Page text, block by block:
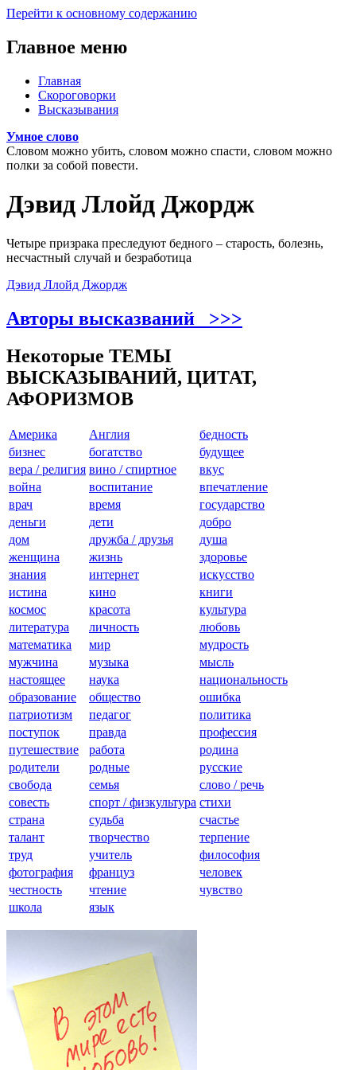
Перейти к основному содержанию
Главное меню
Главная
Скороговорки
Высказывания
Умное слово
Словом можно убить, словом можно спасти, словом можно
полки за собой повести.
Дэвид Ллойд Джордж
Четыре призрака преследуют бедного – старость, болезнь,
несчастный случай и безработица
Дэвид Ллойд Джордж
Авторы высказваний >>>
Некоторые ТЕМЫ
ВЫСКАЗЫВАНИЙ, ЦИТАТ,
АФОРИЗМОВ
Америкa Англия
бедность
бизнес
богатство
будущее
вера / религия вино / спиртное
вкус
война
воспитание
впечатление
врач
время
государство
деньги
дети
добро
дом
дружба / друзья
душа
женщина
жизнь
здоровье
знания
интернет
искусство
истина
кино
книги
космос
красота
культура
литература
личность
любовь
математика
мир
мудрость
мужчина
музыка
мысль
настоящее
наука
национальность
образование
общество
ошибка
патриотизм
педагог
политика
поступок
правда
профессия
путешествие
работа
родина
родители
родные
русские
свобода
семья
слово / речь
совесть
спорт / физкультура стихи
страна
судьба
счастье
талант
творчество
терпение
труд
учитель
философия
фотография
француз
человек
честность
чтение
чувство
школа
язык